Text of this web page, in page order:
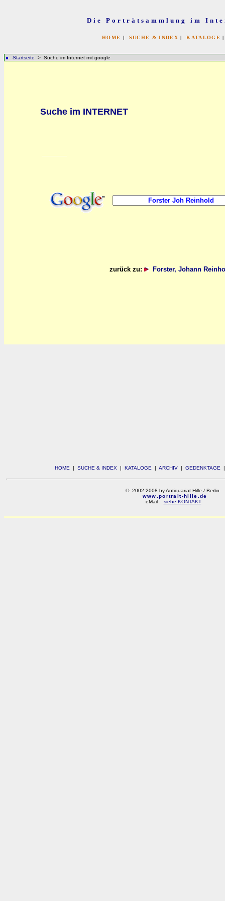
Die Porträtsammlung im
HOME | SUCHE & INDEX |KATALOGE
Startseite > Suche im Internet mit google
Suche im INTERNET
zurück zu: Forster, Johann
HOME | SUCHE & INDEX | KATALOGE | ARCHIV | GEDENKTAGE
© 2002-2008 by Antiquariat Hille / Berlin
www.portrait-hille.de
eMail : siehe KONTAKT